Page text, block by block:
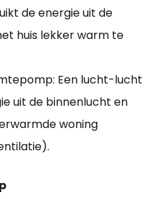
de energie uit de
huis lekker warm te
Een lucht-lucht
uit de binnenlucht en
woning